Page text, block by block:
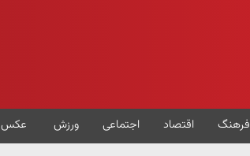
فرهنگ اقتصاد اجتماعی ورزش عکس